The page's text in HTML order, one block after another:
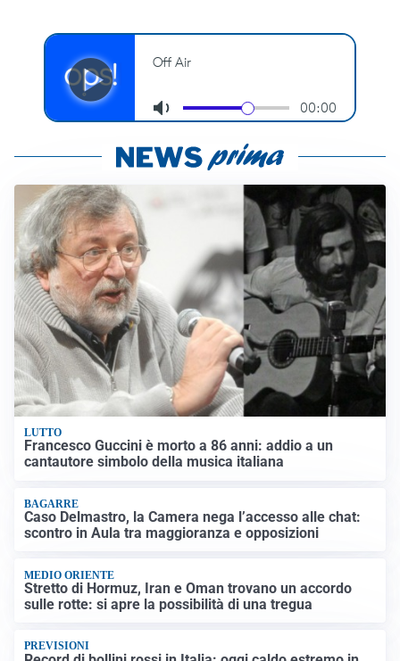
LUTTO
Francesco Guccini è morto a 86 anni: addio a un
cantautore simbolo della musica italiana
BAGARRE
Caso Delmastro, la Camera nega l’accesso alle chat:
scontro in Aula tra maggioranza e opposizioni
MEDIO ORIENTE
Stretto di Hormuz, Iran e Oman trovano un accordo
sulle rotte: si apre la possibilità di una tregua
PREVISIONI